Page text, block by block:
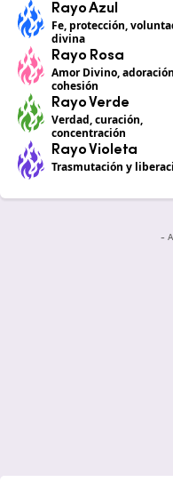
Rayo Azul
Fe, protección,
divina
Rayo Rosa
Amor Divino,
cohesión
Rayo Verde
Verdad, curación,
concentración
Rayo Violeta
Trasmutación y
-